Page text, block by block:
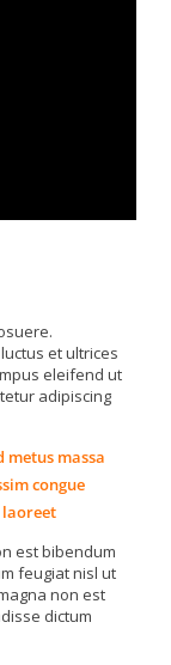
et ultrices
eleifend ut
adipiscing
massa
congue
laoreet
est bibendum
feugiat nisl ut
non est
dictum